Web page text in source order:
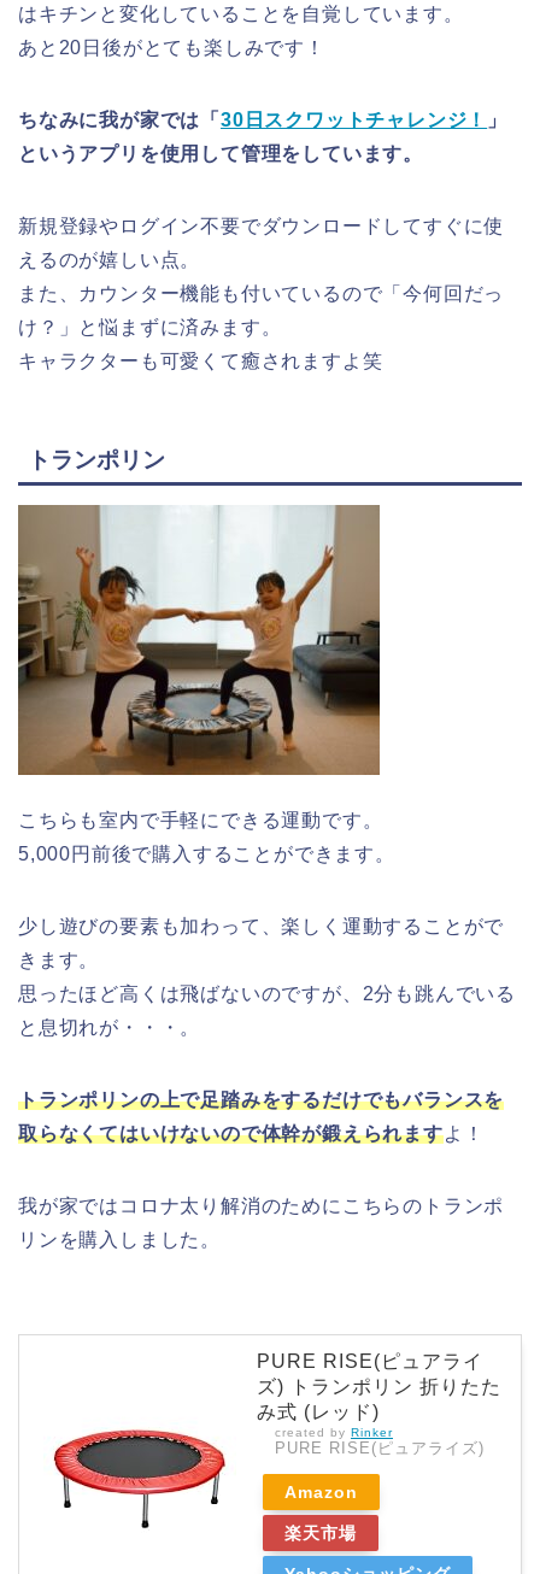
はキチンと変化していることを自覚しています。
あと20日後がとても楽しみです！
ちなみに我が家では「 30日スクワットチャレンジ！
」
というアプリを使用して管理をしています。
新規登録やログイン不要でダウンロードしてすぐに使
えるのが嬉しい点。
また、カウンター機能も付いているので「今何回だっ
け？」と悩まずに済みます。
キャラクターも可愛くて癒されますよ笑
トランポリン
こちらも室内で手軽にできる運動です。
5,000円前後で購入することができます。
少し遊びの要素も加わって、楽しく運動することがで
きます。
思ったほど高くは飛ばないのですが、2分も跳んでいる
と息切れが・・・。
トランポリンの上で足踏みをするだけでもバランスを
取らなくてはいけないので体幹が鍛えられますよ！
我が家ではコロナ太り解消のためにこちらのトランポ
リンを購入しました。
PURE RISE(ピュアライ
ズ) トランポリン 折りたた
み式 (レッド)
created by Rinker
PURE RISE(ピュアライズ)
Amazon
楽天市場